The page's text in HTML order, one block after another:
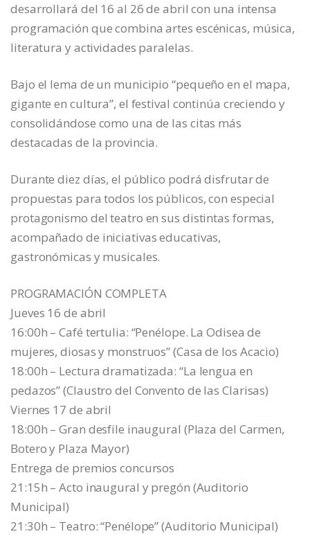
desarrollará del 16 al 26 de abril con una intensa
programación que combina artes escénicas, música,
literatura y actividades paralelas.
Bajo el lema de un municipio “pequeño en el mapa,
gigante en cultura”, el festival continúa creciendo y
consolidándose como una de las citas más
destacadas de la provincia.
Durante diez días, el público podrá disfrutar de
propuestas para todos los públicos, con especial
protagonismo del teatro en sus distintas formas,
acompañado de iniciativas educativas,
gastronómicas y musicales.
PROGRAMACIÓN COMPLETA
Jueves 16 de abril
16:00h – Café tertulia: “Penélope. La Odisea de
mujeres, diosas y monstruos” (Casa de los Acacio)
18:00h – Lectura dramatizada: “La lengua en
pedazos” (Claustro del Convento de las Clarisas)
Viernes 17 de abril
18:00h – Gran desfile inaugural (Plaza del Carmen,
Botero y Plaza Mayor)
Entrega de premios concursos
21:15h – Acto inaugural y pregón (Auditorio
Municipal)
21:30h – Teatro: “Penélope” (Auditorio Municipal)